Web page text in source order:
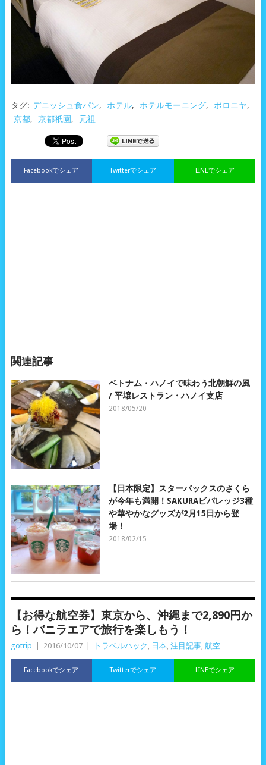
タグ: デニッシュ食パン, ホテル, ホテルモーニング, ボロニヤ,
京都, 京都祇園, 元祖
Facebookでシェア LINEでシェア
Twitterでシェア
関連記事
ベトナム・ハノイで味わう北朝鮮の風
/ 平壌レストラン・ハノイ支店
2018/05/20
【日本限定】スターバックスのさくら
が今年も満開！SAKURAビバレッジ3種
や華やかなグッズが2月15日から登
場！
2018/02/15
【お得な航空券】東京から、沖縄まで2,890円か
ら！バニラエアで旅行を楽しもう！
gotrip | 2016/10/07 | トラベルハック 日本, 注目記事, 航空
Facebookでシェア LINEでシェア
Twitterでシェア